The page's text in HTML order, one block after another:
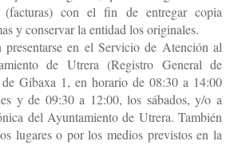
(facturas) con el fin de entregar copia
y conservar la entidad los originales.
presentarse en el Servicio de Atención al
de Utrera (Registro General de
Gibaxa 1, en horario de 08:30 a 14:00
y de 09:30 a 12:00, los sábados, y/o a
del Ayuntamiento de Utrera. También
lugares o por los medios previstos en la